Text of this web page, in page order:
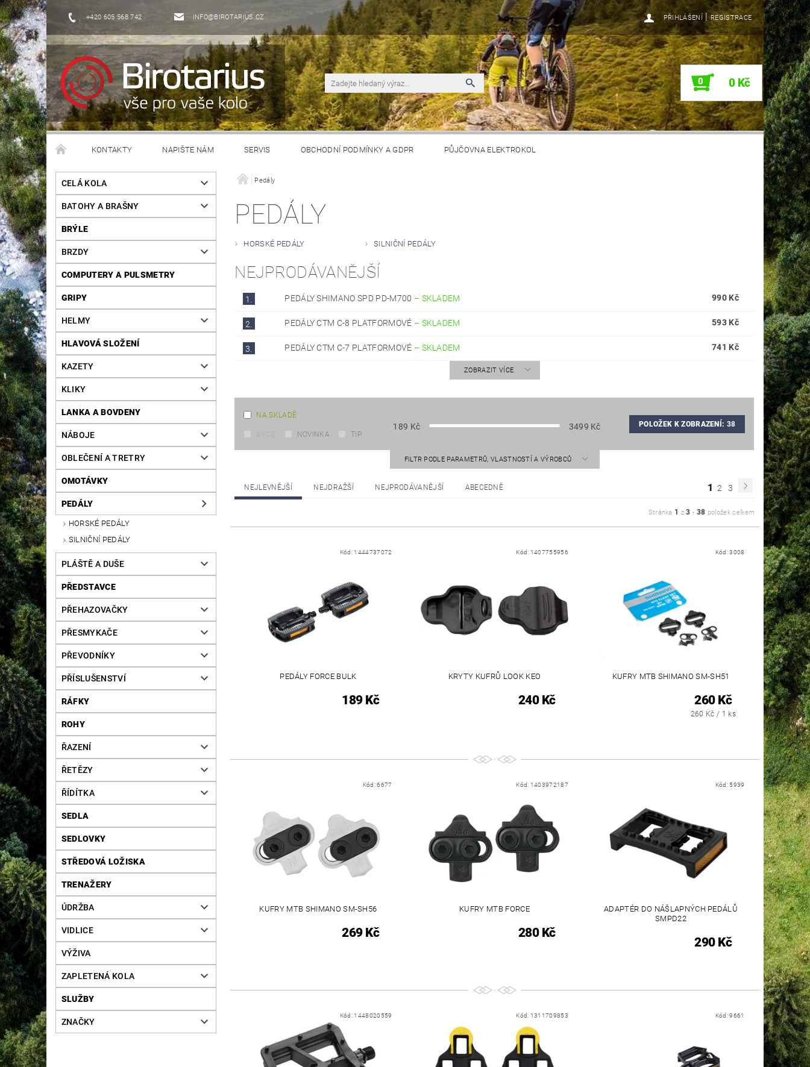
+420 605 568 742 INFO@BIROTARIUS.CZ PŘIHLÁŠENÍ | REGISTRACE
0 0 Kč
KONTAKTY NAPIŠTE NÁM SERVIS OBCHODNÍ PODMÍNKY A GDPR PŮJČOVNA ELEKTROKOL
CELÁ KOLA
BATOHY A BRAŠNY
BRÝLE
BRZDY
COMPUTERY A PULSMETRY
GRIPY
HELMY
HLAVOVÁ SLOŽENÍ
KAZETY
KLIKY
LANKA A BOVDENY
NÁBOJE
OBLEČENÍ A TRETRY
OMOTÁVKY
PEDÁLY
HORSKÉ PEDÁLY
SILNIČNÍ PEDÁLY
PLÁŠTĚ A DUŠE
PŘEDSTAVCE
PŘEHAZOVAČKY
PŘESMYKAČE
PŘEVODNÍKY
PŘÍSLUŠENSTVÍ
RÁFKY
ROHY
ŘAZENÍ
ŘETĚZY
ŘÍDÍTKA
SEDLA
SEDLOVKY
STŘEDOVÁ LOŽISKA
TRENAŽERY
ÚDRŽBA
VIDLICE
VÝŽIVA
ZAPLETENÁ KOLA
SLUŽBY
ZNAČKY
Pedály
PEDÁLY
HORSKÉ PEDÁLY SILNIČNÍ PEDÁLY
NEJPRODÁVANĚJŠÍ
1. PEDÁLY SHIMANO SPD PD-M700 – SKLADEM 990 Kč
2. PEDÁLY CTM C-8 PLATFORMOVÉ – SKLADEM 593 Kč
3. PEDÁLY CTM C-7 PLATFORMOVÉ – SKLADEM 741 Kč
ZOBRAZIT VÍCE
NA SKLADĚ
NOVINKA TIP
189 Kč 3499 Kč POLOŽEK K ZOBRAZENÍ: 38
FILTR PODLE PARAMETRŮ, VLASTNOSTÍ A VÝROBCŮ
NEJLEVNĚJŠÍ NEJDRAŽŠÍ NEJPRODÁVANĚJŠÍ ABECEDNĚ 1 2 3
Stránka 1 z3 - 38 položek celkem
Kód: 1444737072
PEDÁLY FORCE BULK
189 Kč
Kód: 1407755956
KRYTY KUFRŮ LOOK KEO
240 Kč
Kód:3008
KUFRY MTB SHIMANO SM-SH51
260 Kč
260 Kč / 1 ks
Kód:6677
KUFRY MTB SHIMANO SM-SH56
269 Kč
Kód: 1403972187
KUFRY MTB FORCE
280 Kč
Kód: 5939
ADAPTÉR DO NÁŠLAPNÝCH PEDÁLŮ
SMPD22
290 Kč
Kód: 1448020559 Kód: 1311709853 Kód:9661